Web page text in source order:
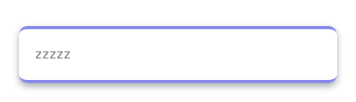
zzzzz